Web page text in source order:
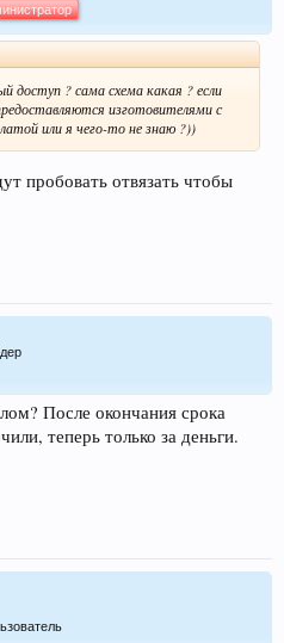
доступ ? сама схема какая ? если
изготовителями с
или я чего-то не знаю ?))
пробовать отвязать чтобы
После окончания срока
теперь только за деньги.